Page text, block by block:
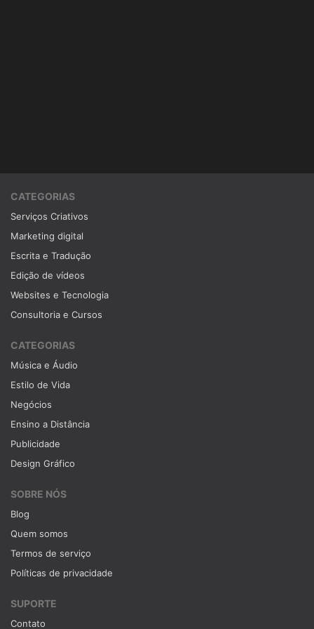
CATEGORIAS
Serviços Criativos
Marketing digital
Escrita e Tradução
Edição de vídeos
Websites e Tecnologia
Consultoria e Cursos
CATEGORIAS
Música e Áudio
Estilo de Vida
Negócios
Ensino a Distância
Publicidade
Design Gráfico
SOBRE NÓS
Blog
Quem somos
Termos de serviço
Políticas de privacidade
SUPORTE
Contato